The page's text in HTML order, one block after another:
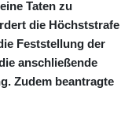
Taten zu
die Höchststrafe
Feststellung der
anschließende
Zudem beantragte